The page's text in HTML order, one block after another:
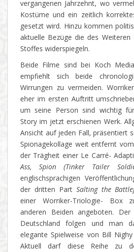
vergangenen Jahrzehnt, wo
Kostüme und ein zeitlich
gesetzt wird. Hinzu kommen
aktuelle Bezüge die des
Stoffes widerspiegeln.
Beide Filme sind bei Koch
empfiehlt sich beide
Wirrungen zu vermeiden.
eher im ersten Auftritt
um seine Person sind wichtig
Story im jetzt erschienen Werk.
Ansicht auf jeden Fall, präsentiert
Spionagekollage weit entfernt
der Trägheit einer Le Carré-
Ass, Spion (Tinker Tailer
englischsprachigen
der dritten Part Salting the
einer Worriker-Triologie- Box
anderen Beiden angeboten.
Deutschland folgen und man
elegante Spielweise von Bill
Aktuell darf diese Reihe zu